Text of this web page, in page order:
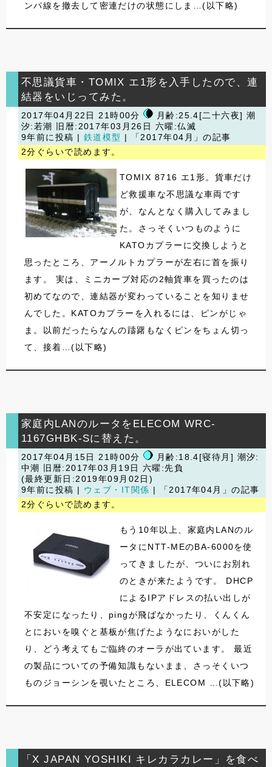
ンパ線を撤去して密連だけの状態にしま…(以下略)
不思議貨車・TOMIX エ1形を入手したので、連
結器をいじってみた。
2017年04月22日 21時00分
月齢:25.4[二十六夜] 潮
汐:若潮
旧暦:2017年03月26日 六曜:仏滅
9年前に投稿 | 鉄道模型
| 「2017年04月」の記事
2分ぐらいで読めます。
TOMIX 8716 エ1形。貨車だけ
ど救援車な不思議な車両です
が、なんとなく購入してみまし
た。さっそくいつものように
KATOカプラーに交換しようと
思ったところ、アーノルトカプラーが左右に首を振り
ます。 実は、ミニカーブ対応の2軸貨車を買ったのは
初めてなので、連結器が変わっていることを知りませ
んでした。KATOカプラーを入れるには、ピンがじゃ
ま。以前だったらなんの躊躇もなくピンをちょん切っ
て、接着…(以下略)
家庭内LANのルータをELECOM WRC-
1167GHBK-Sに替えた。
2017年04月15日 21時00分
月齢:18.4[寝待月] 潮汐:
中潮
旧暦:2017年03月19日 六曜:先負
(最終更新日:2019年09月02日)
9年前に投稿 | ウェブ・IT関係 | 「2017年04月」の記事
2分ぐらいで読めます。
もう10年以上、家庭内LANのル
ータにNTT-MEのBA-6000を使
ってきましたが、ついにお別れ
のときが来たようです。 DHCP
によるIPアドレスの払い出しが
不安定になったり、pingが飛ばなかったり、くんくん
とにおいを嗅ぐと基板が焦げたようなにおいがした
り、どう考えてもご臨終のオーラが出ています。 最近
の製品についての予備知識もないまま、さっそくいつ
ものジョーシンを覗いたところ、ELECOM …(以下略)
「X JAPAN YOSHIKI キレカラカレー」を食べ